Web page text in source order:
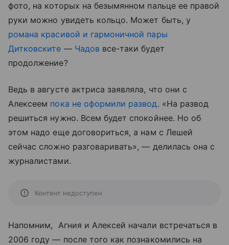
фото, на которых на безымянном пальце ее правой
руки можно увидеть кольцо. Может быть, у
романа красивой и гармоничной пары
Дитковските —Чадов все-таки будет
продолжение?
Ведь в августе актриса заявляла, что они с
Алексеем пока не оформили развод. «На развод
решиться нужно. Всем будет спокойнее. Но об
этом надо еще договориться, а нам с Лешей
сейчас сложно разговаривать», — делилась она с
журналистами.
Контент недоступен
Напомним, Агния и Алексей начали встречаться в
2006 году — после того как познакомились на